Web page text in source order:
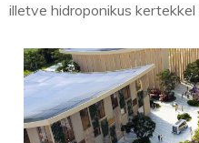
illetve hidroponikus